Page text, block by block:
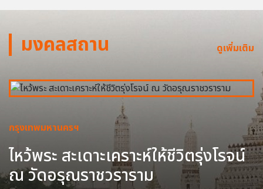
มงคลสถาน ดูเพิ่มเติม
กรุงเทพมหานครฯ
ไหว้พระ สะเดาะเคราะห์ให้ชีวิตรุ่งโรจน์
ณ วัดอรุณราชวราราม